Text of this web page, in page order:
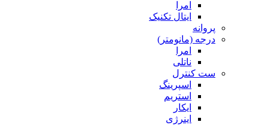
امرا
ایتال تکنیک
پروانه
درجه (مانومتر)
امرا
ناتلی
ست کنترل
اسپرینگ
استریم
ایکار
اینرژی